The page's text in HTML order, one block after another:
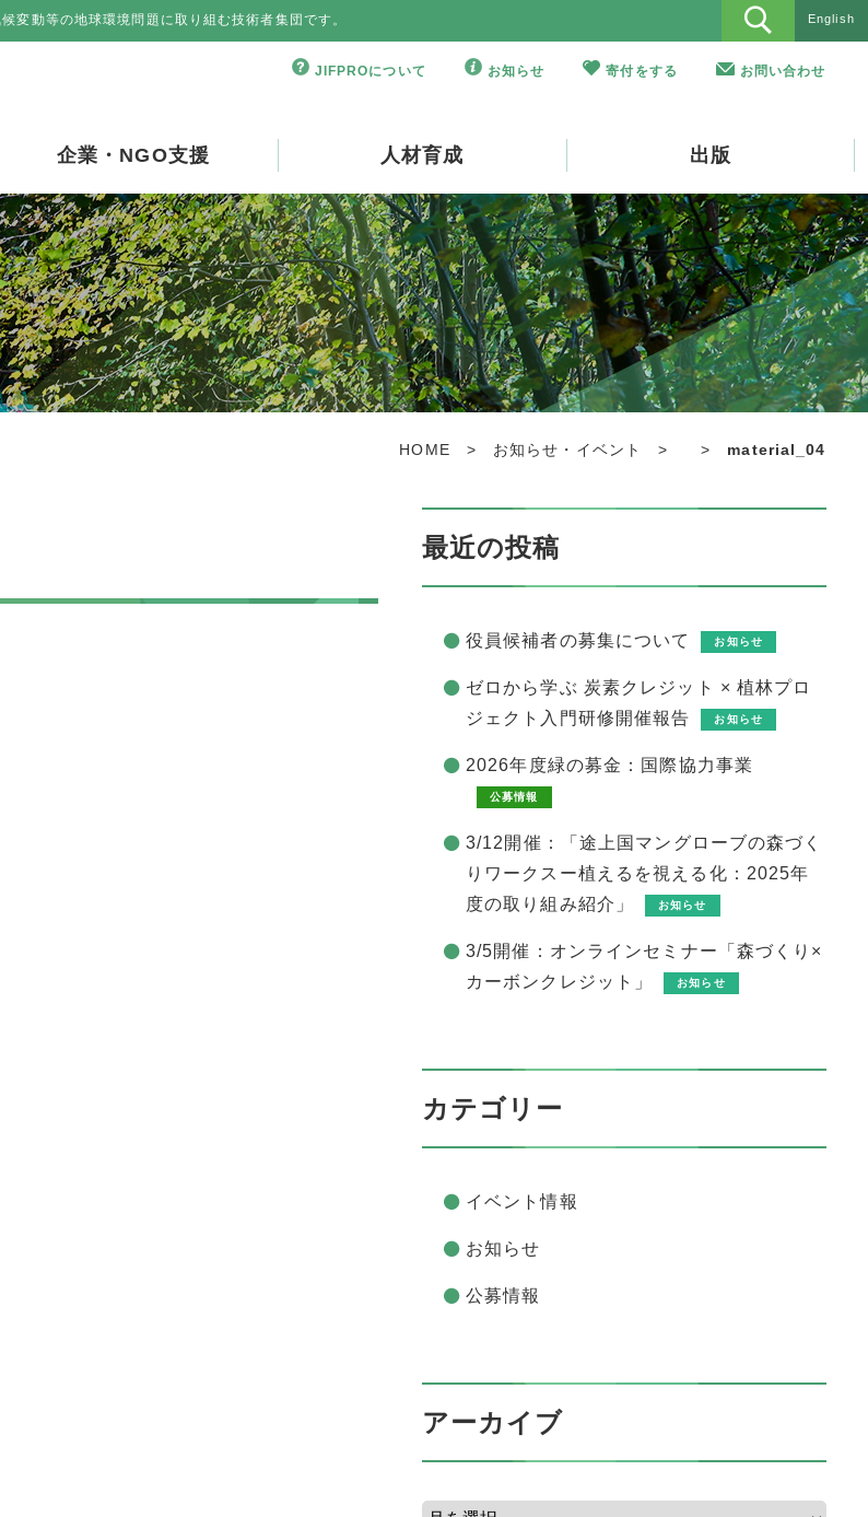
変動等の地球環境問題に取り組む技術者集団です。 English
JIFPROについて お知らせ 寄付をする お問い合わせ
企業・NGO支援 人材育成 出版
HOME > お知らせ・イベント > > material_04
最近の投稿
役員候補者の募集について お知らせ
ゼロから学ぶ 炭素クレジット × 植林プロ
ジェクト入門研修開催報告
お知らせ
2026年度緑の募金：国際協力事業
公募情報
3/12開催：「途上国マングローブの森づく
りワークスー植えるを視える化：2025年
度の取り組み紹介」
お知らせ
3/5開催：オンラインセミナー「森づくり×
カーボンクレジット」
お知らせ
カテゴリー
イベント情報
お知らせ
公募情報
アーカイブ